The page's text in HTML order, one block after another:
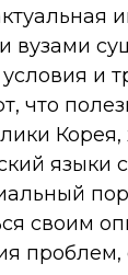
вузами
и
что
языки
своим
проблем,